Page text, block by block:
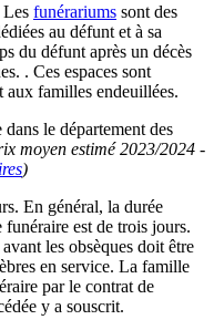
funérariums sont des
au défunt et à sa
du défunt après un décès
. Ces espaces sont
familles endeuillées.
le département des
moyen estimé 2023/2024 -
)
En général, la durée
est de trois jours.
les obsèques doit être
en service. La famille
par le contrat de
y a souscrit.